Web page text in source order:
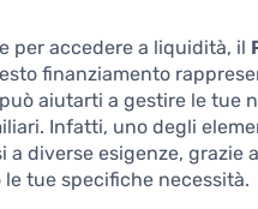
per accedere a liquidità, il
finanziamento
aiutarti a gestire le tue
Infatti, uno degli
diverse esigenze, grazie
tue specifiche necessità.